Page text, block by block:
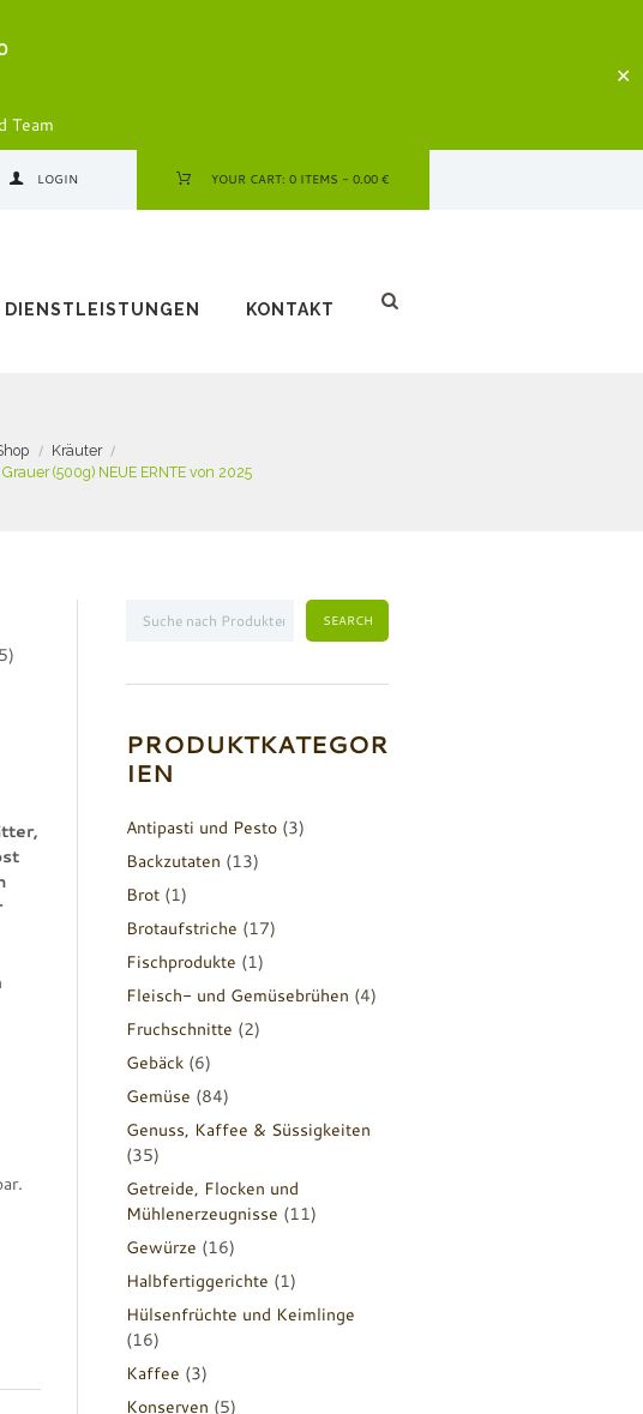
Team
✕
LOGIN YOUR CART: 0 ITEMS -0.00 €
DIENSTLEISTUNGEN KONTAKT
Kräuter
(500g) NEUE ERNTE von 2025
PRODUKTKATEGOR
IEN
Antipasti und Pesto (3)
Backzutaten (13)
Brot (1)
Brotaufstriche (17)
Fischprodukte (1)
Fleisch- und Gemüsebrühen (4)
Fruchschnitte (2)
Gebäck (6)
Gemüse (84)
Genuss, Kaffee & Süssigkeiten
(35)
Getreide, Flocken und
Mühlenerzeugnisse (11)
Gewürze (16)
Halbfertiggerichte (1)
Hülsenfrüchte und Keimlinge
(16)
Kaffee (3)
Konserven (5)